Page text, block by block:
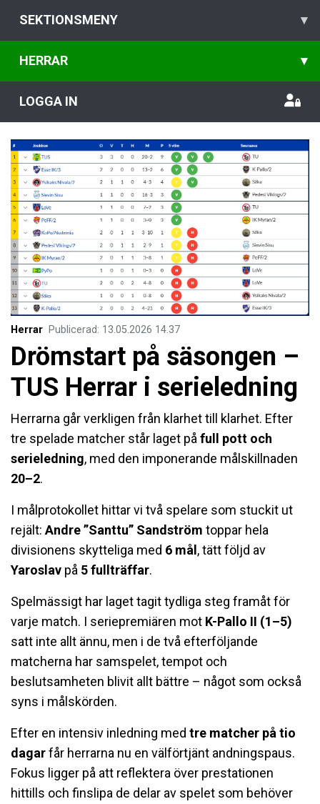
SEKTIONSMENY ▾
HERRAR ▾
LOGGA IN
Herrar Publicerad: 13.05.2026 14.37
Drömstart på säsongen –
TUS Herrar i serieledning
Herrarna går verkligen från klarhet till klarhet. Efter
tre spelade matcher står laget på full pott och
serieledning, med den imponerande målskillnaden
20–2.
I målprotokollet hittar vi två spelare som stuckit ut
rejält: Andre ”Santtu” Sandström toppar hela
divisionens skytteliga med 6 mål , tätt följd av
Yaroslav på 5 fullträffar.
Spelmässigt har laget tagit tydliga steg framåt för
varje match. I seriepremiären mot K-Pallo II (1–5)
satt inte allt ännu, men i de två efterföljande
matcherna har samspelet, tempot och
beslutsamheten blivit allt bättre – något som också
syns i målskörden.
Efter en intensiv inledning med tre matcher på tio
dagarfår herrarna nu en välförtjänt andningspaus.
Fokus ligger på att reflektera över prestationen
hittills och finslipa de delar av spelet som behöver